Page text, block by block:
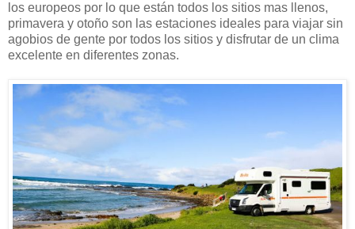
los europeos por lo que están todos los sitios mas llenos,
primavera y otoño son las estaciones ideales para viajar sin
agobios de gente por todos los sitios y disfrutar de un clima
excelente en diferentes zonas.